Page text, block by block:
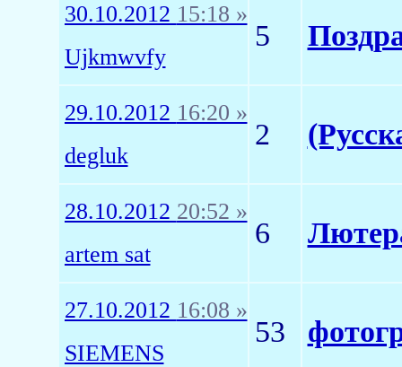
30.10.2012 15:18 »
Ujkmwvfy
5
29.10.2012 16:20 »
degluk
2
28.10.2012 20:52 »
artem sat
6
27.10.2012 16:08 »
SIEMENS
53